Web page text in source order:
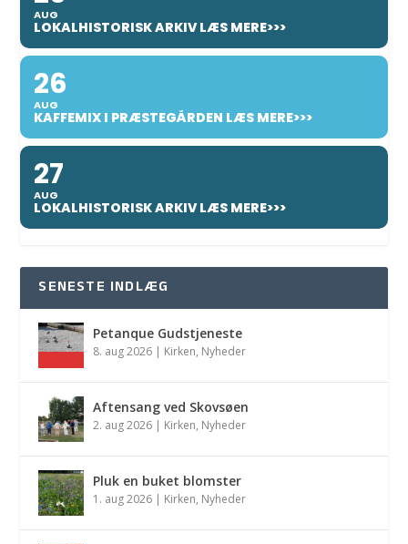
AUG
LOKALHISTORISK ARKIV LÆS MERE>>>
26
AUG
KAFFEMIX I PRÆSTEGÅRDEN LÆS MERE>>>
27
AUG
LOKALHISTORISK ARKIV LÆS MERE>>>
SENESTE INDLÆG
Petanque Gudstjeneste
8. aug 2026 | Kirken, Nyheder
Aftensang ved Skovsøen
2. aug 2026 | Kirken, Nyheder
Pluk en buket blomster
1. aug 2026 | Kirken, Nyheder